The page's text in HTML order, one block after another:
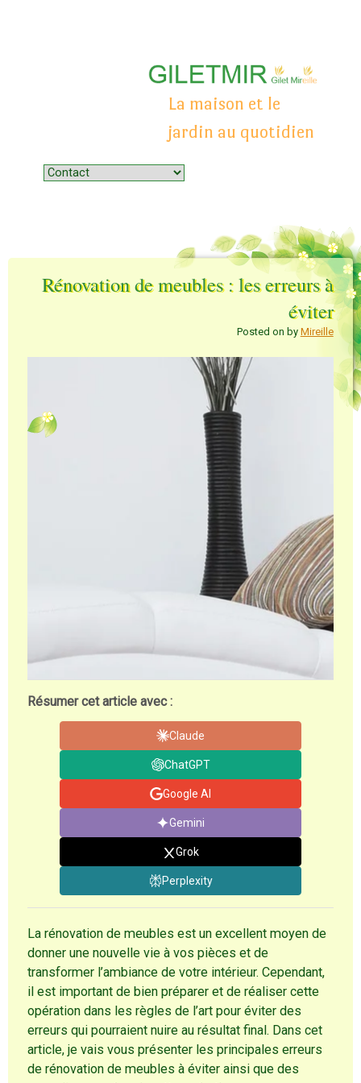
La maison et le
jardin au quotidien
Menu
Skip to content
Rénovation de meubles : les erreurs à
éviter
Posted on by Mireille
Résumer cet article avec :
Claude
ChatGPT
Google AI
Gemini
Grok
Perplexity
La rénovation de meubles est un excellent moyen de
donner une nouvelle vie à vos pièces et de
transformer l’ambiance de votre intérieur. Cependant,
il est important de bien préparer et de réaliser cette
opération dans les règles de l’art pour éviter des
erreurs qui pourraient nuire au résultat final. Dans cet
article, je vais vous présenter les principales erreurs
de rénovation de meubles à éviter ainsi que des